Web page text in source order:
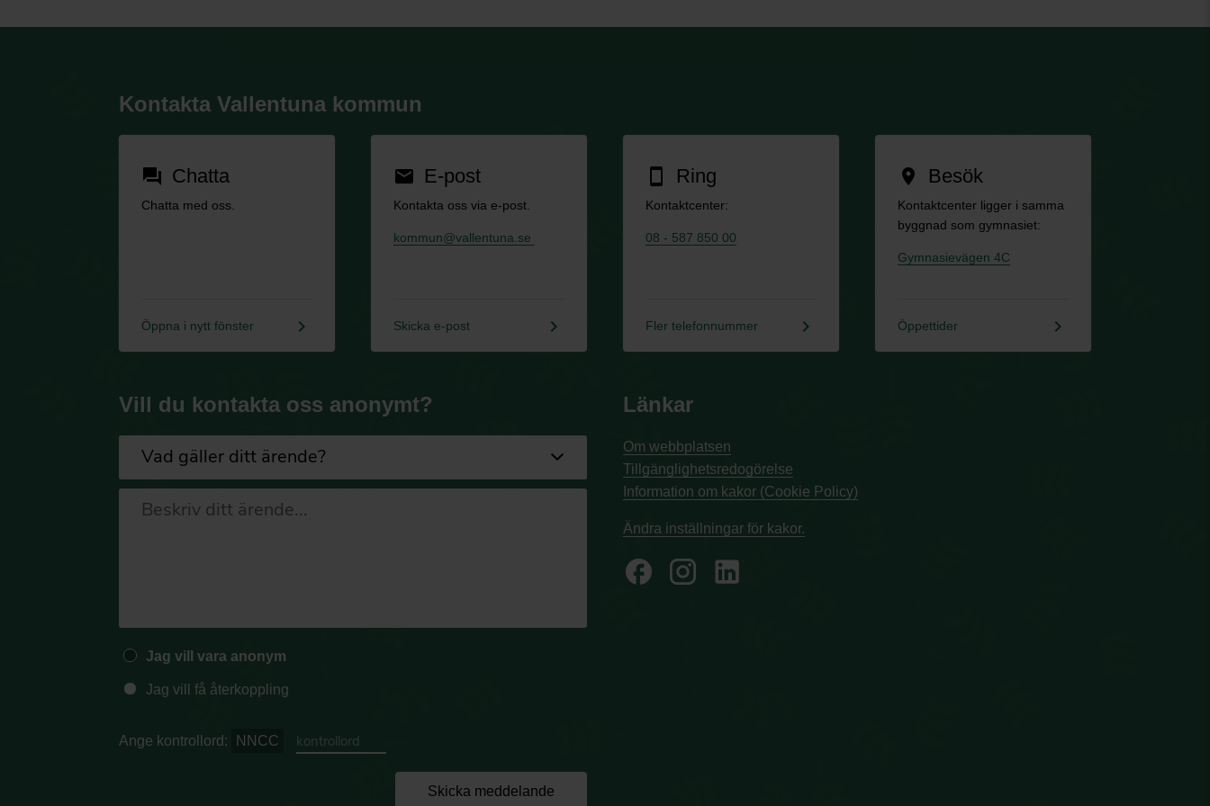
Kontakta Vallentuna kommun
forum Chatta
Chatta med oss.
Öppna i nytt fönster keyboard_arrow_right
email E-post
Kontakta oss via e-post.
kommun@vallentuna.se
Skicka e-post keyboard_arrow_right
smartphone Ring
Kontaktcenter:
08 - 587 850 00
Fler telefonnummer keyboard_arrow_right
location_on Besök
Kontaktcenter ligger i samma
byggnad som gymnasiet:
Gymnasievägen 4C
Öppettider keyboard_arrow_right
Vill du kontakta oss anonymt?
Jag vill vara anonym
Jag vill få återkoppling
Ange kontrollord: NNCC
Skicka meddelande
Länkar
Om webbplatsen
Tillgänglighetsredogörelse
Information om kakor (Cookie Policy)
Ändra inställningar för kakor.
facebook